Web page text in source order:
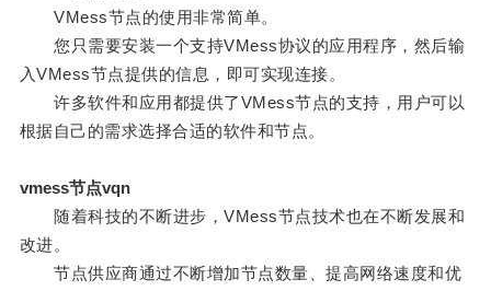
VMess节点的使用非常简单。
您只需要安装一个支持VMess协议的应用程序，然后输
入VMess节点提供的信息，即可实现连接。
许多软件和应用都提供了VMess节点的支持，用户可以
根据自己的需求选择合适的软件和节点。
vmess节点vqn
随着科技的不断进步，VMess节点技术也在不断发展和
改进。
节点供应商通过不断增加节点数量、提高网络速度和优